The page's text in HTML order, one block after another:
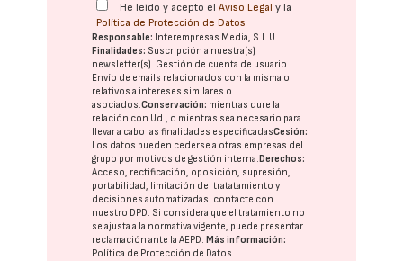
He leído y acepto elAviso Legal y la
Política de Protección de Datos
Responsable: Interempresas Media, S.L.U.
Finalidades: Suscripción a nuestra(s)
newsletter(s). Gestión de cuenta de usuario.
Envío de emails relacionados con la misma o
relativos a intereses similares o
asociados.Conservación: mientras dure la
relación con Ud., o mientras sea necesario para
llevar a cabo las finalidades especificadasCesión:
Los datos pueden cederse a otras empresas del
grupo por motivos de gestión interna. Derechos:
Acceso, rectificación, oposición, supresión,
portabilidad, limitación del tratatamiento y
decisiones automatizadas: contacte con
nuestro DPD. Si considera que el tratamiento no
se ajusta a la normativa vigente, puede presentar
reclamación ante laAEPD. Más información:
Política de Protección de Datos